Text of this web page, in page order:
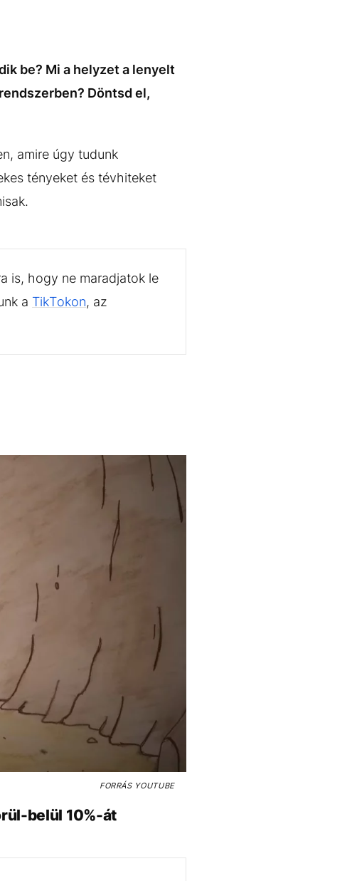
be? Mi a helyzet a lenyelt
Döntsd el,
amire úgy tudunk
tényeket és tévhiteket
is, hogy ne maradjatok le
a TikTokon, az
FORRÁSYOUTUBE
belül 10%-át